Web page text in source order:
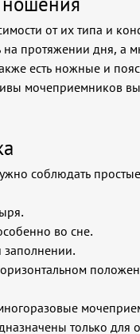
от их типа и
протяжении дня, а
есть ножные и
мочеприемников
соблюдать
во сне.
только для